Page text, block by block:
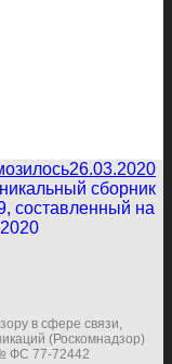
26.03.2020
сборник
составленный на
в сфере связи,
(Роскомнадзор)
ФС 77-72442